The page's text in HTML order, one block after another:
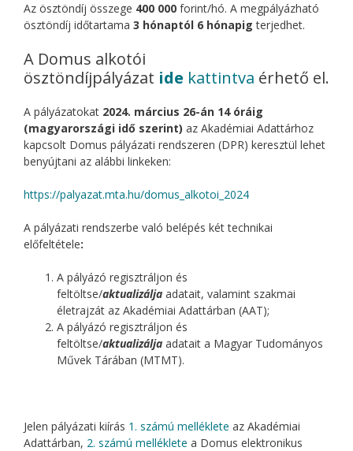
Az ösztöndíj összege 400 000 forint/hó. A megpályázható
ösztöndíj időtartama 3 hónaptól 6 hónapig terjedhet.
A Domus alkotói
ösztöndíjpályázat ide kattintva érhető el.
A pályázatokat 2024. március 26-án 14 óráig
(magyarországi idő szerint) az Akadémiai Adattárhoz
kapcsolt Domus pályázati rendszeren (DPR) keresztül lehet
benyújtani az alábbi linkeken:
https://palyazat.mta.hu/domus_alkotoi_2024
A pályázati rendszerbe való belépés két technikai
előfeltétele:
A pályázó regisztráljon és
feltöltse/aktualizálja adatait, valamint szakmai
életrajzát az Akadémiai Adattárban (AAT);
A pályázó regisztráljon és
feltöltse/aktualizálja adatait a Magyar Tudományos
Művek Tárában (MTMT).
Jelen pályázati kiírás 1. számú melléklete az Akadémiai
Adattárban, 2. számú melléklete a Domus elektronikus